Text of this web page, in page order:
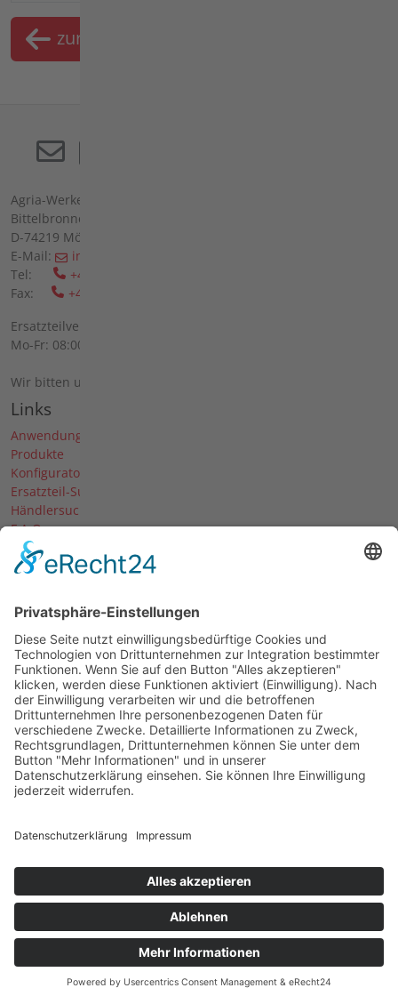
zurück
Agria-Werke GmbH
Bittelbronner Str. 42
D-74219 Möckmühl
E-Mail:
info(at)agria(dot)de
Tel:
+49 6298 39-0
Fax:
+49 6298 39-111
Ersatzteilverkauf vor Ort:
Mo-Fr: 08:00 - 12:00 Uhr und 13:00 - 16:00 Uhr
Wir bitten um telefonische Anmeldung.
Links
Anwendungen
Produkte
Konfigurator
Ersatzteil-Suche
Händlersuche
F.A.Q.
Downloads
Forum
Unternehmen
Über uns
News
Termine & Messen
Karriere
Historie
© 2026 Agria-Werke GmbH
Impressum Datenschutz AGB
Barrierefreiheit
EU Data Act
Sitemap Kontakt
English
Französisch
Kontakt
News Messen